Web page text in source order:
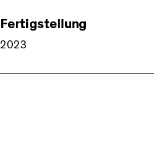
Fertigstellung
2023